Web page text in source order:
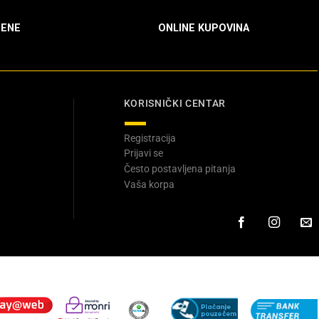
ONLINE KUPOVINA
KORISNIČKI CENTAR
Registracija
Prijavi se
Često postavljena pitanja
Vaša korpa